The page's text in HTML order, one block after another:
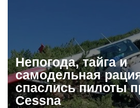
Непогода, тайга и
самодельная
спаслись пилоты
Cessna